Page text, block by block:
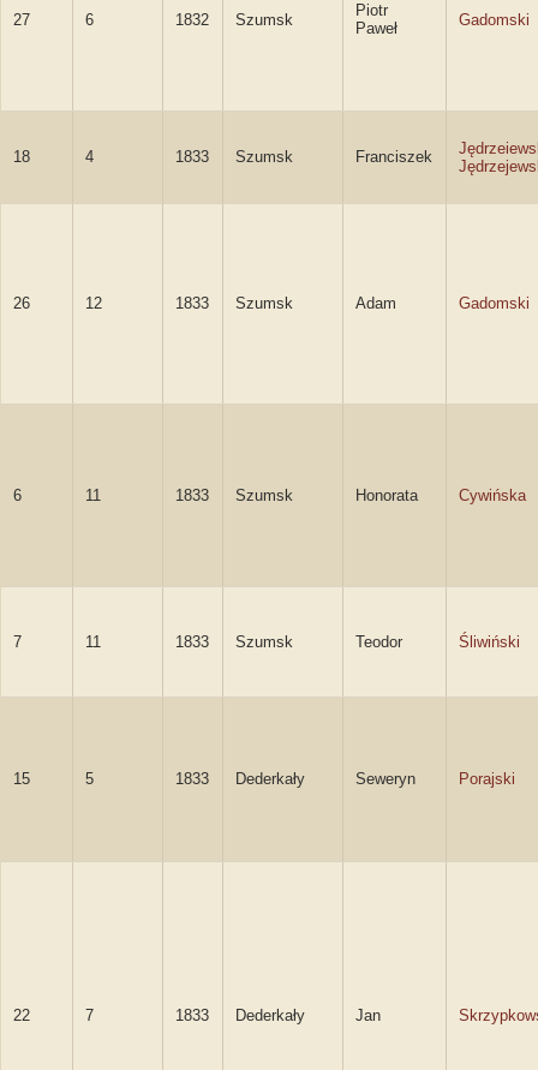
27 6 1832 Szumsk
Piotr
Paweł
Gadomski
18 4 1833 Szumsk Franciszek
26 12 1833 Szumsk Adam Gadomski
6 11 1833 Szumsk Honorata Cywińska
7 11 1833 Szumsk Teodor Śliwiński
15 5 1833 Dederkały Seweryn Porajski
22 7 1833 Dederkały Jan